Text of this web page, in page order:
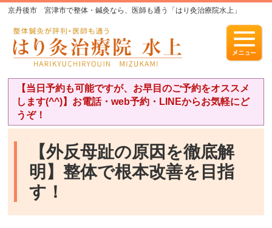
京丹後市 宮津市で整体・鍼灸なら、医師も通う「はり灸治療院水上」
【当日予約も可能ですが、お早目のご予約をオススメ
します(^^)】お電話・web予約・LINEからお気軽にど
うぞ！
【外反母趾の原因を徹底解
明】整体で根本改善を目指
す！